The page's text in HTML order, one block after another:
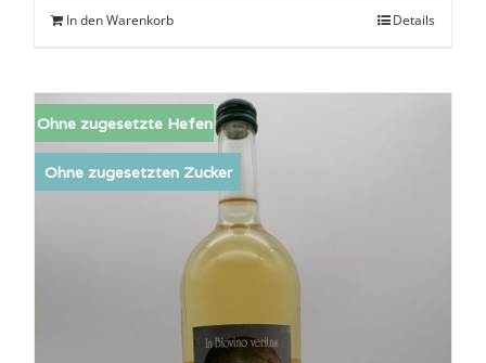
7,99€6,99€.
In den Warenkorb Details
Ohne zugesetzte Hefen
Ohne zugesetzten Zucker